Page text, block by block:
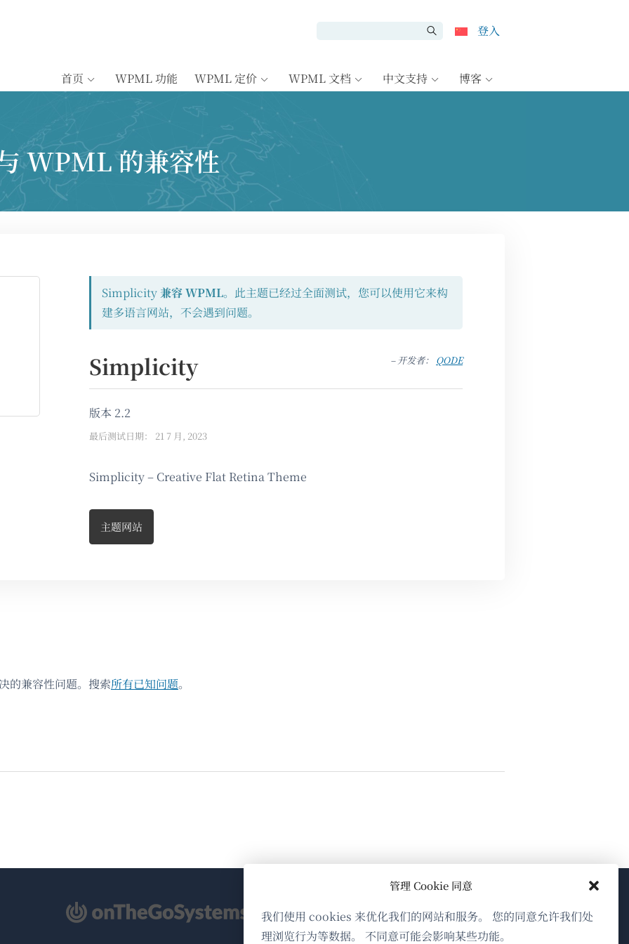
管理 Cookie 同意
我们使用 cookies 来优化我们的网站和服务。 您的同意允许我们处
理浏览行为等数据。 不同意可能会影响某些功能。
登入
首页 WPML 功能 WPML 定价 WPML 文档 中文支持 博客
WPML 的兼容性
Simplicity 兼容 WPML。此主题已经过全面测试，您可以使用它来构
建多语言网站，不会遇到问题。
Simplicity – 开发者： QODE
版本 2.2
最后测试日期： 21 7 月, 2023
Simplicity – Creative Flat Retina Theme
主题网站
的兼容性问题。搜索所有已知问题。
关于WPML
GDPR与隐私政策